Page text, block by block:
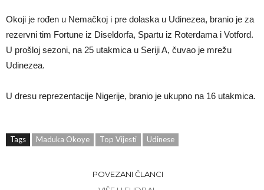
Okoji je rođen u Nemačkoj i pre dolaska u Udinezea, branio je za
rezervni tim Fortune iz Diseldorfa, Spartu iz Roterdama i Votford.
U prošloj sezoni, na 25 utakmica u Seriji A, čuvao je mrežu
Udinezea.
U dresu reprezentacije Nigerije, branio je ukupno na 16 utakmica.
Tags Maduka Okoye Top Vijesti Udinese
POVEZANI ČLANCI